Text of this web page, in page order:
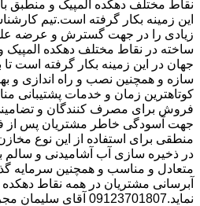
نقاط مختلف دهکده المپیک و منطبق با
این زمینه بکار گرفته است.تیم
زیادی را در جهت گسترش و عرضه
ساخته در نقاط مختلف دهکده المپیک و
جهان در این زمینه بکار گرفته است تا
سازه و همچنین نصب و راه اندازی و
کوتاهترین زمان و خدمات پشتیبانی
فروش برای مصرف کنندگان و
جهت آسودگی خاطر مشتریان پس از
منطقی برای استفاده از این نوع
در ذخیره سازی آب آشامیدنی و سالم
متعادل و مناسب و همچنین سرمایه
آبرسانی مشتریان در همه نقاط
نماید.09123701807 آقای سلیمان مجردی